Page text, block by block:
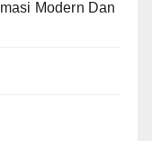
Modern Dan